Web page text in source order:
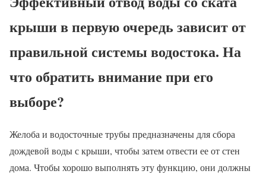
крыши в первую очередь зависит от
правильной системы водостока. На
что обратить внимание при его
выборе?
Желоба и водосточные трубы предназначены для сбора
дождевой воды с крыши, чтобы затем отвести ее от стен
дома. Чтобы хорошо выполнять эту функцию, они должны